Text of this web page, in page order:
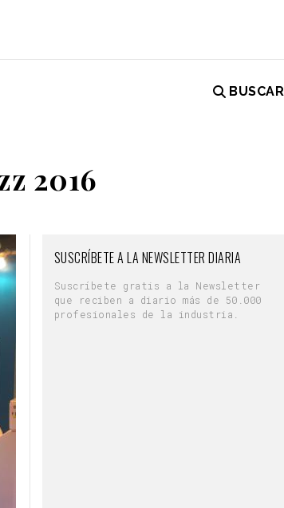
BUSCAR
2016
SUSCRÍBETE A LA NEWSLETTER DIARIA
Suscríbete gratis a la Newsletter
que reciben a diario más de 50.000
profesionales de la industria.